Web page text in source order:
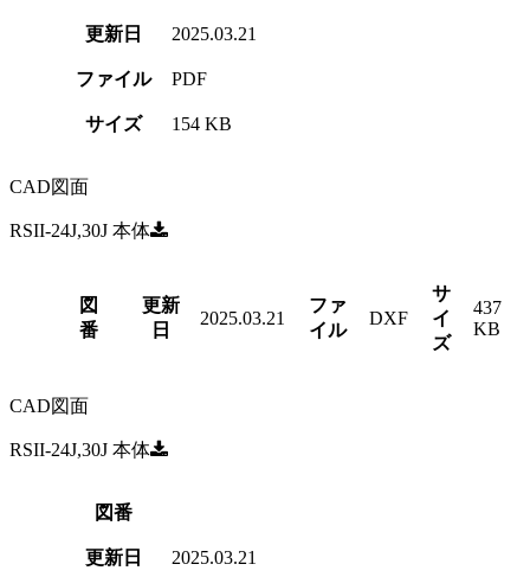
更新日 2025.03.21
ファイル PDF
サイズ 154 KB
CAD図面
RSII-24J,30J 本体
図
番
更新
日
2025.03.21
ファ
イル
DXF
サ
イ
ズ
437
KB
CAD図面
RSII-24J,30J 本体
図番
更新日 2025.03.21